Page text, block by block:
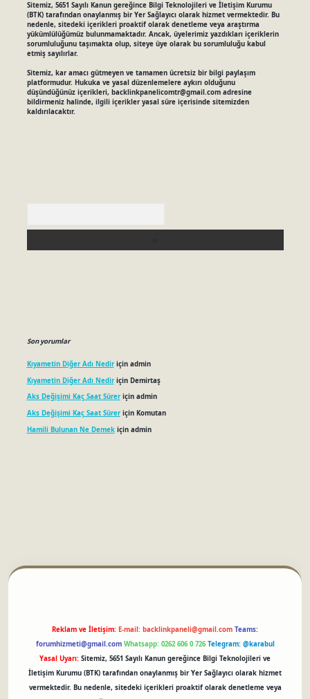
Sitemiz, 5651 Sayılı Kanun gereğince Bilgi Teknolojileri ve İletişim Kurumu
(BTK) tarafından onaylanmış bir Yer Sağlayıcı olarak hizmet vermektedir. Bu
nedenle, sitedeki içerikleri proaktif olarak denetleme veya araştırma
yükümlülüğümüz bulunmamaktadır. Ancak, üyelerimiz yazdıkları içeriklerin
sorumluluğunu taşımakta olup, siteye üye olarak bu sorumluluğu kabul
etmiş sayılırlar.
Sitemiz, kar amacı gütmeyen ve tamamen ücretsiz bir bilgi paylaşım
platformudur. Hukuka ve yasal düzenlemelere aykırı olduğunu
düşündüğünüz içerikleri, backlinkpanelicomtr@gmail.comadresine
bildirmeniz halinde, ilgili içerikler yasal süre içerisinde sitemizden
kaldırılacaktır.
Son yorumlar
Kıyametin Diğer Adı Nediriçin admin
Kıyametin Diğer Adı Nediriçin Demirtaş
Aks Değişimi Kaç Saat Süreriçin admin
Aks Değişimi Kaç Saat Süreriçin Komutan
Hamili Bulunan Ne Demekiçin admin
Reklam ve İletişim: E-mail: backlinkpaneli@gmail.com Teams:
forumhizmeti@gmail.com Whatsapp: 0262 606 0 726 Telegram: @karabul
Yasal Uyarı: Sitemiz, 5651 Sayılı Kanun gereğince Bilgi Teknolojileri ve
İletişim Kurumu (BTK) tarafından onaylanmış bir Yer Sağlayıcı olarak hizmet
vermektedir. Bu nedenle, sitedeki içerikleri proaktif olarak denetleme veya